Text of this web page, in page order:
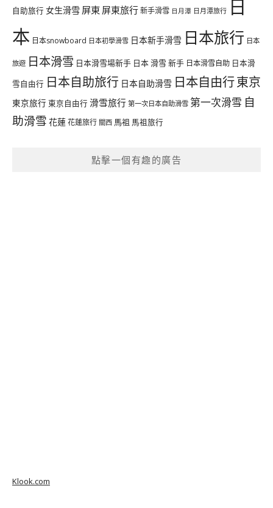
自助旅行 女生滑雪 屏東 屏東旅行新手滑雪 日月潭 日月潭旅行 日
本 日本snowboard 日本初學滑雪 日本新手滑雪 日本旅行 日本
旅遊 日本滑雪 日本滑雪場新手 日本 滑雪 新手 日本滑雪自助 日本滑
雪自由行 日本自助旅行 日本自助滑雪 日本自由行東京
東京旅行 東京自由行 滑雪旅行 第一次日本自助滑雪 第一次滑雪 自
助滑雪 花蓮花蓮旅行 關西 馬祖 馬祖旅行
點擊一個有趣的廣告
Klook.com